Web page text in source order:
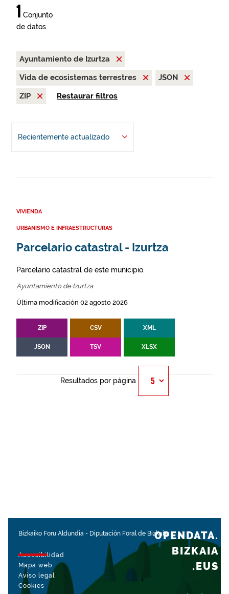
1 Conjunto
de datos
Ayuntamiento de Izurtza
Vida de ecosistemas terrestres
JSON
ZIP
Restaurar filtros
Recientemente actualizado
VIVIENDA
URBANISMO E INFRAESTRUCTURAS
Parcelario catastral - Izurtza
Parcelario catastral de este municipio.
Ayuntamiento de Izurtza
Última modificación 02 agosto 2026
ZIP CSV XML
JSON TSV XLSX
Resultados por página
Bizkaiko Foru Aldundia - Diputación Foral de Bizkaia
Accesibilidad
Mapa web
Aviso legal
Cookies
OPENDATA.
BIZKAIA
.EUS